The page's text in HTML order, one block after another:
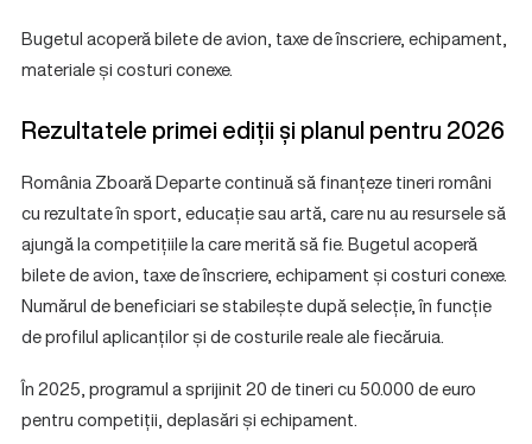
Bugetul acoperă bilete de avion, taxe de înscriere, echipament,
materiale și costuri conexe.
Rezultatele primei ediții și planul pentru 2026
România Zboară Departe continuă să finanțeze tineri români
cu rezultate în sport, educație sau artă, care nu au resursele să
ajungă la competițiile la care merită să fie. Bugetul acoperă
bilete de avion, taxe de înscriere, echipament și costuri conexe.
Numărul de beneficiari se stabilește după selecție, în funcție
de profilul aplicanților și de costurile reale ale fiecăruia.
În 2025, programul a sprijinit 20 de tineri cu 50.000 de euro
pentru competiții, deplasări și echipament.